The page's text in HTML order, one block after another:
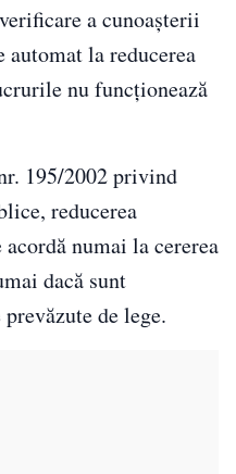
a cunoașterii
automat la reducerea
nu funcționează
195/2002 privind
reducerea
acordă numai la cererea
dacă sunt
de lege.